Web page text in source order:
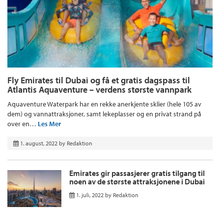
Fly Emirates til Dubai og få et gratis dagspass til
Atlantis Aquaventure – verdens største vannpark
Aquaventure Waterpark har en rekke anerkjente sklier (hele 105 av
dem) og vannattraksjoner, samt lekeplasser og en privat strand på
over en… Les Mer
1. august, 2022 by Redaktion
Emirates gir passasjerer gratis tilgang til
noen av de største attraksjonene i Dubai
1. juli, 2022 by Redaktion